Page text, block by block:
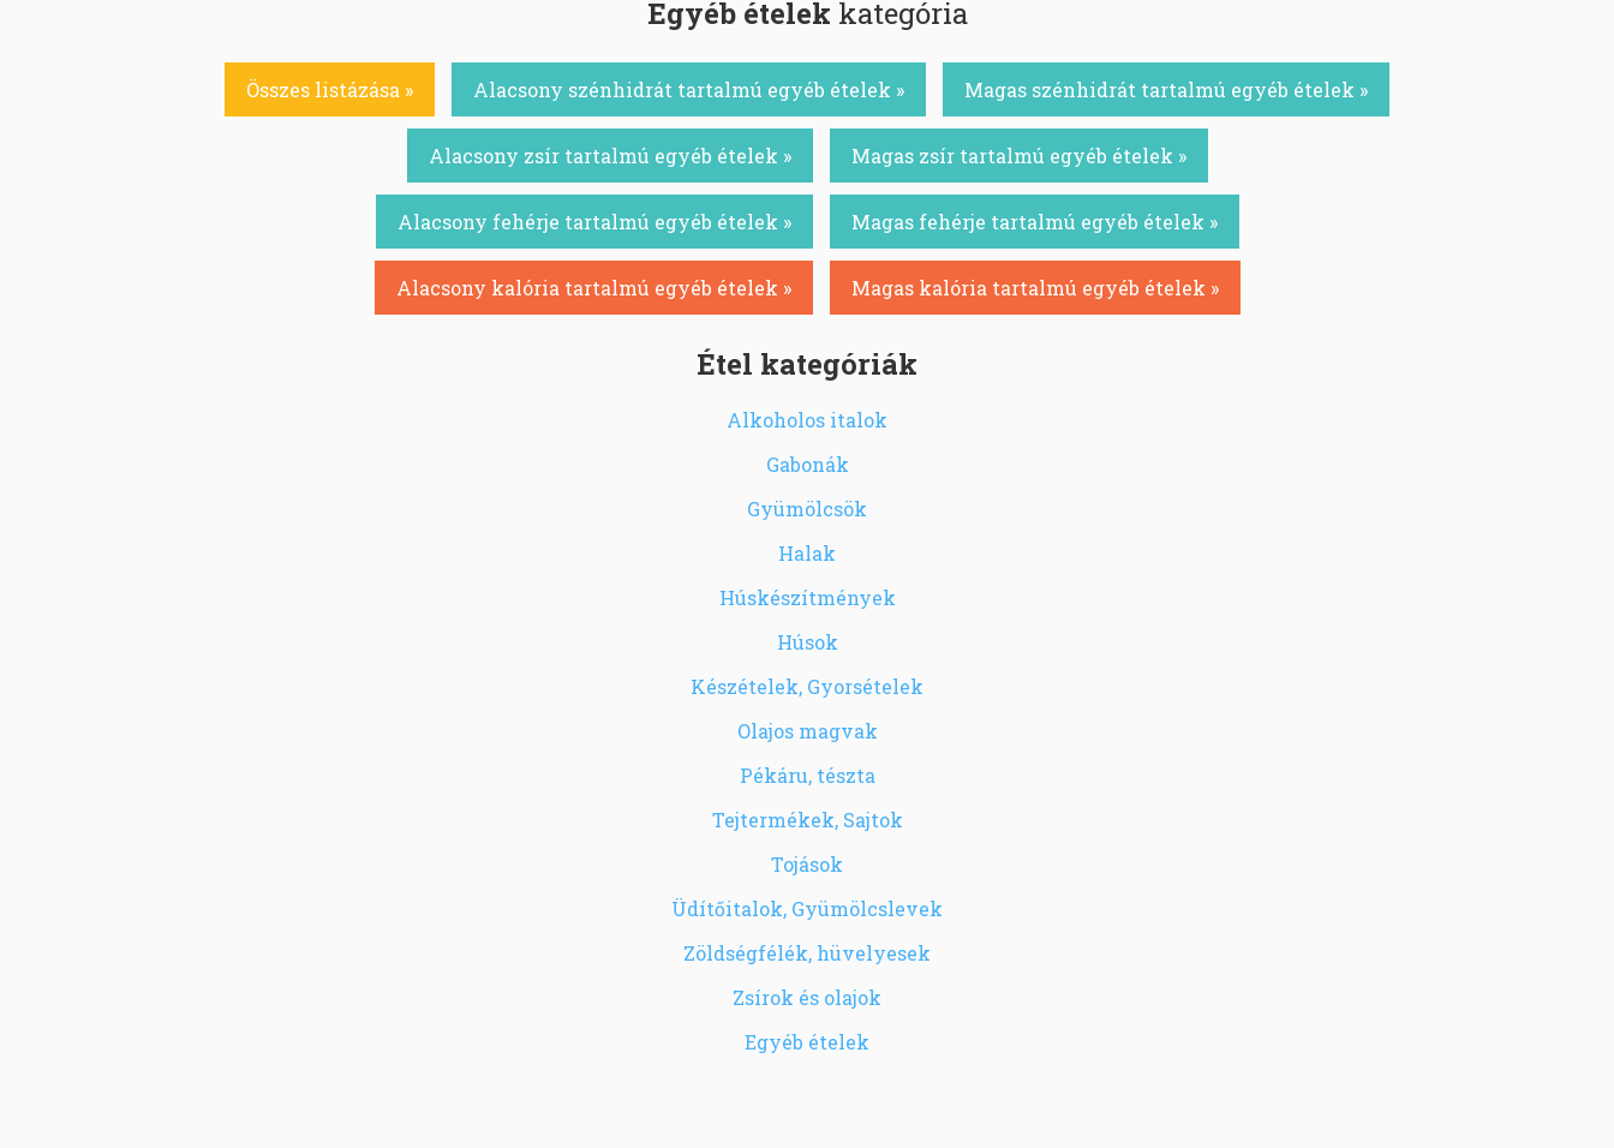
Egyéb ételek kategória
Összes listázása » Alacsony szénhidrát tartalmú egyéb ételek » Magas szénhidrát tartalmú egyéb ételek »
Alacsony zsír tartalmú egyéb ételek » Magas zsír tartalmú egyéb ételek »
Alacsony fehérje tartalmú egyéb ételek » Magas fehérje tartalmú egyéb ételek »
Alacsony kalória tartalmú egyéb ételek » Magas kalória tartalmú egyéb ételek »
Étel kategóriák
Alkoholos italok
Gabonák
Gyümölcsök
Halak
Húskészítmények
Húsok
Készételek, Gyorsételek
Olajos magvak
Pékáru, tészta
Tejtermékek, Sajtok
Tojások
Üdítőitalok, Gyümölcslevek
Zöldségfélék, hüvelyesek
Zsírok és olajok
Egyéb ételek